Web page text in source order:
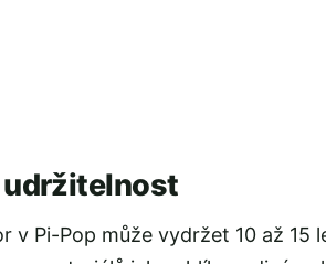
udržitelnost
v Pi-Pop může vydržet 10 až